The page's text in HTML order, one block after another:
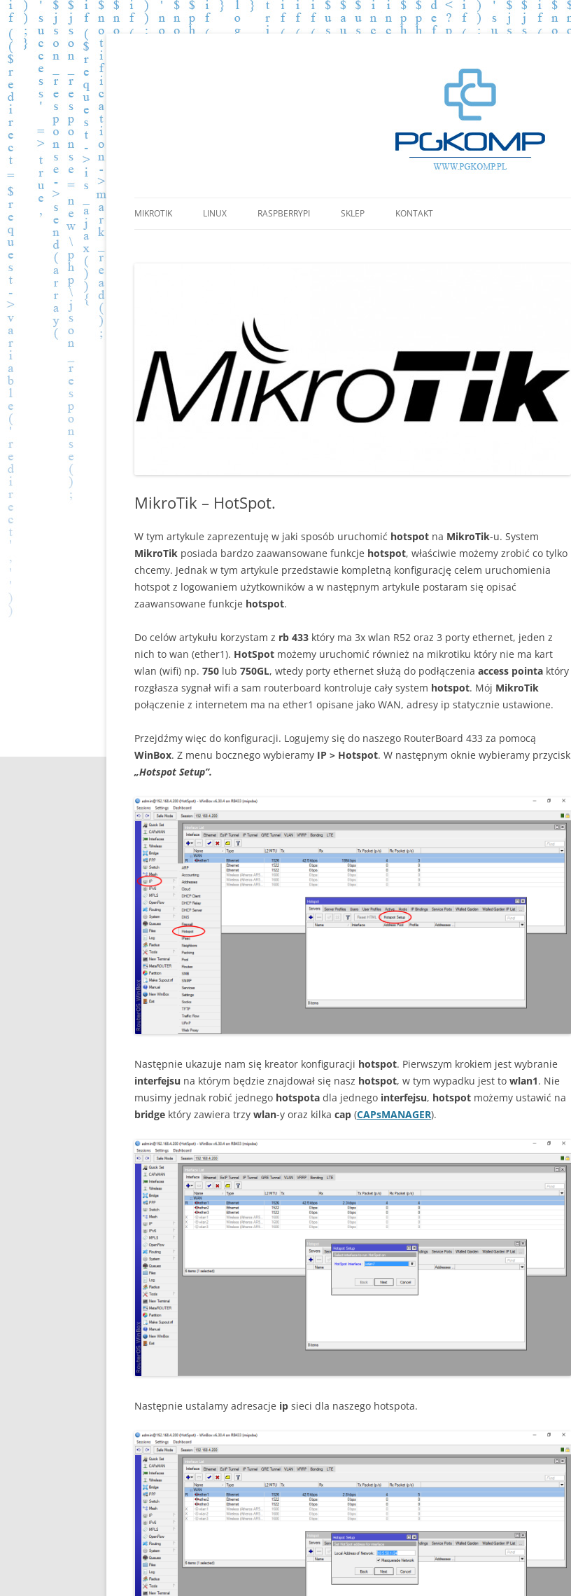
MIKROTIK LINUX RASPBERRYPI SKLEP KONTAKT
MikroTik – HotSpot.
W tym artykule zaprezentuję w jaki sposób uruchomić hotspot na MikroTik-u. System
MikroTik posiada bardzo zaawansowane funkcje hotspot, właściwie możemy zrobić co tylko
chcemy. Jednak w tym artykule przedstawie kompletną konfigurację celem uruchomienia
hotspot z logowaniem użytkowników a w następnym artykule postaram się opisać
zaawansowane funkcje hotspot.
Do celów artykułu korzystam z rb 433 który ma 3x wlan R52 oraz 3 porty ethernet, jeden z
nich to wan (ether1). HotSpot możemy uruchomić również na mikrotiku który nie ma kart
wlan (wifi) np. 750 lub 750GL, wtedy porty ethernet służą do podłączenia access pointa który
rozgłasza sygnał wifi a sam routerboard kontroluje cały system hotspot. Mój MikroTik
połączenie z internetem ma na ether1 opisane jako WAN, adresy ip statycznie ustawione.
Przejdźmy więc do konfiguracji. Logujemy się do naszego RouterBoard 433 za pomocą
WinBox. Z menu bocznego wybieramy IP > Hotspot. W następnym oknie wybieramy przycisk
„Hotspot Setup”.
Następnie ukazuje nam się kreator konfiguracji hotspot. Pierwszym krokiem jest wybranie
interfejsu na którym będzie znajdował się nasz hotspot, w tym wypadku jest to wlan1. Nie
musimy jednak robić jednego hotspota dla jednego interfejsu, hotspot możemy ustawić na
bridge który zawiera trzy wlan-y oraz kilka cap (CAPsMANAGER).
Następnie ustalamy adresacje ip sieci dla naszego hotspota.